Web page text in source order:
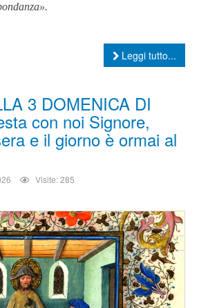
Leggi tutto...
3 DOMENICA DI
con noi Signore,
e il giorno è ormai al
Visite: 285